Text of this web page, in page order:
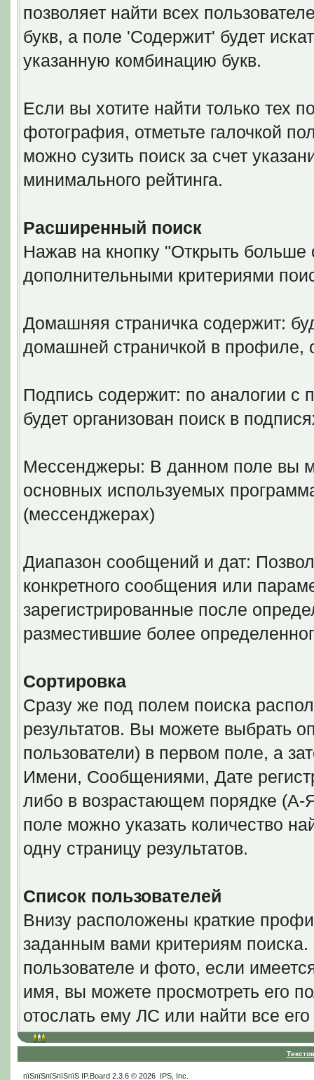
позволяет найти всех
букв, а поле 'Содержит' будет
указанную комбинацию букв.
Если вы хотите найти только тех
фотография, отметьте галочкой
можно сузить поиск за счет
минимального рейтинга.
Расширенный поиск
Нажав на кнопку "Открыть
дополнительными критериями
Домашняя страничка содержит:
домашней страничкой в
Подпись содержит: по аналогии с
будет организован поиск в
Мессенджеры: В данном поле вы
основных используемых
(мессенджерах)
Диапазон сообщений и дат:
конкретного сообщения или
зарегистрированные после
разместившие более
Сортировка
Сразу же под полем поиска
результатов. Вы можете выбрать
пользователи) в первом поле, а
Имени, Сообщениями, Дате
либо в возрастающем порядке
поле можно указать количество
одну страницу результатов.
Список пользователей
Внизу расположены краткие
заданным вами критериям
пользователе и фото, если
имя, вы можете просмотреть его
отослать ему ЛС или найти все
пїЅпїЅпїЅпїЅпїЅ IP.Board2.3.6 © 2026 IPS, Inc